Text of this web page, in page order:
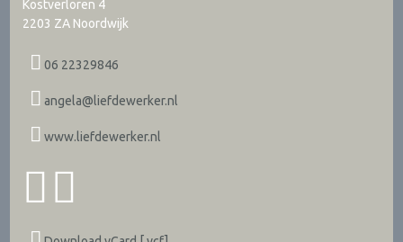
Kostverloren 4
2203 ZA Noordwijk
06 22329846
angela@liefdewerker.nl
www.liefdewerker.nl